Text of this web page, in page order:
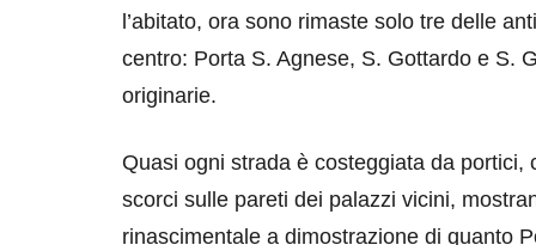
l’abitato, ora sono rimaste solo tre delle
centro: Porta S. Agnese, S. Gottardo e S.
originarie.
Quasi ogni strada è costeggiata da portici,
scorci sulle pareti dei palazzi vicini,
rinascimentale a dimostrazione di quanto